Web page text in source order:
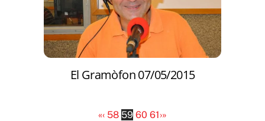
El Gramòfon 07/05/2015
«‹ 58 59 60 61›»